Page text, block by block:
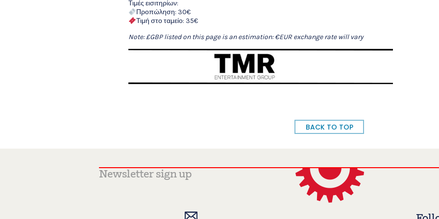
Τιμές εισιτηρίων:
Προπώληση: 30€
Τιμή στο ταμείο: 35€
Note: £GBP listed on this page is an estimation: €EUR exchange rate will vary
BACK TO TOP